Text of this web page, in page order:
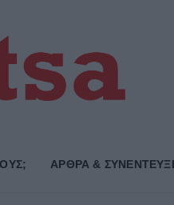
ΑΡΘΡΑ &